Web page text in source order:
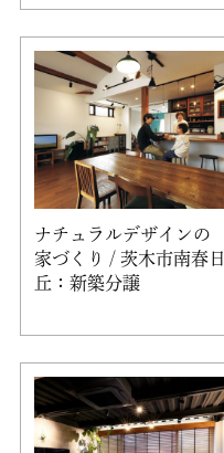
ナチュラルデザインの
家づくり / 茨木市南春日
丘：新築分譲